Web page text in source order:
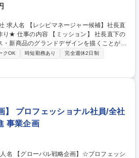
直
長直下の
新商品のグランドデザインを描くことが最
ンドに分散しているレシピ開発の知見を集約
の開発力を底上げしなが
ンドのビジョンを具現化していただきま
、新商品の企画立案およびメニュー要件設
件定義、原価計算、メニュー名やレシピ工
■データやお声分析・レビュー■レシピ開発
マネージャー候
サービス作り★
クOK 時短勤務あり
完全週休2日制
】 プロフェッショナル社員/全社
事業企画